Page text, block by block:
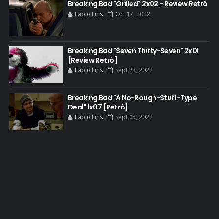
BETTER CALL SAUL
BLOOPERS
BLU-RAY
BOB ODENKIRK
BOB ODENKIRK CINEMA
BOB ODENKIRK TV
BREAKING BAD ART PROJECT
BREAKING BAD HISTORY
BREAKING BAD DA VIDA REAL
Breaking Bad "Grilled" 2x02 - Review Retrô
Fábio Lins Oct 17, 2022
Breaking Bad "Seven Thirty-Seven" 2x01
[Review Retrô]
Fábio Lins Sept 23, 2022
Breaking Bad "A No-Rough-Stuff-Type
Deal" 1x07 [Retrô]
Fábio Lins Sept 05, 2022